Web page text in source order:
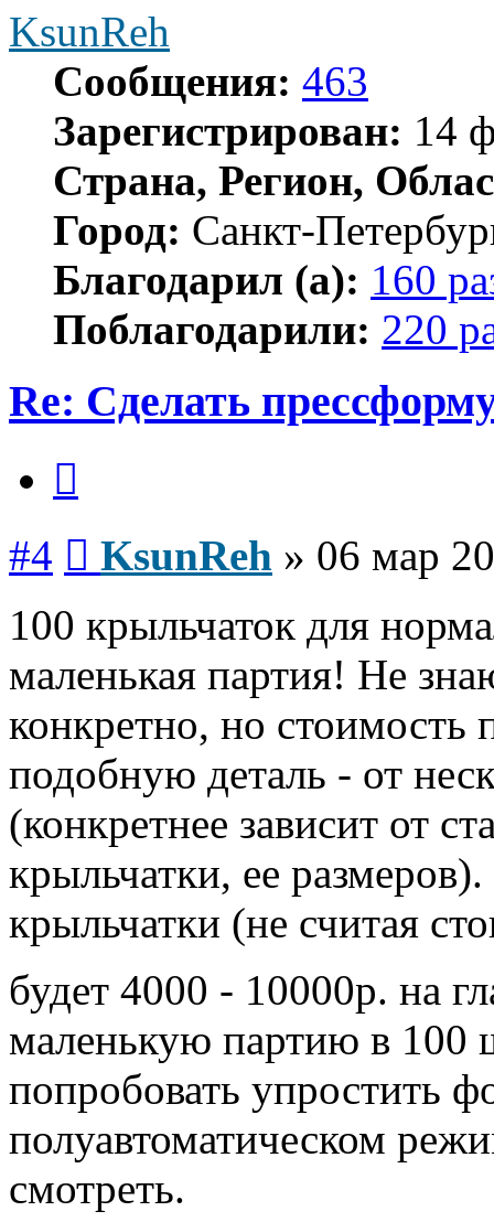
KsunReh
Сообщения: 463
Зарегистрирован: 14
Страна, Регион,
Город: Санкт-
Благодарил (а): 160
Поблагодарили: 220
Re: Сделать
#4 KsunReh » 06 мар
100 крыльчаток для
маленькая партия! Не
конкретно, но
подобную деталь - от
(конкретнее зависит от
крыльчатки, ее
крыльчатки (не считая
будет 4000 - 10000р. на
маленькую партию в 100
попробовать упростить
полуавтоматическом
смотреть.